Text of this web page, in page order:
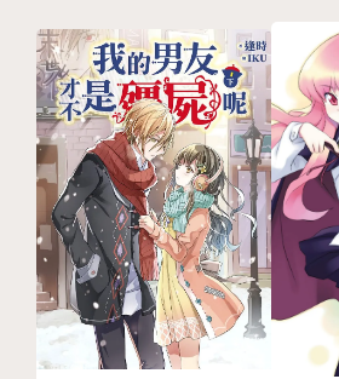
手刀葉
冬天只想當棉被捲(:3[__]
這次也請大家多多指教!